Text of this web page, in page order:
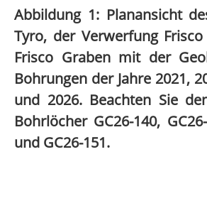
Abbildung 1: Planansicht
Tyro, der Verwerfung
Frisco Graben mit der
Bohrungen der Jahre 2021,
und 2026. Beachten Sie
Bohrlöcher GC26-140,
und GC26-151.